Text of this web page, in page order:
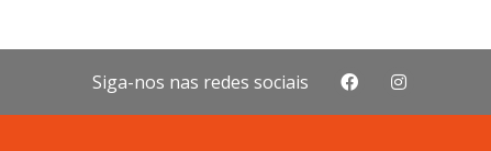
Siga-nos nas redes sociais